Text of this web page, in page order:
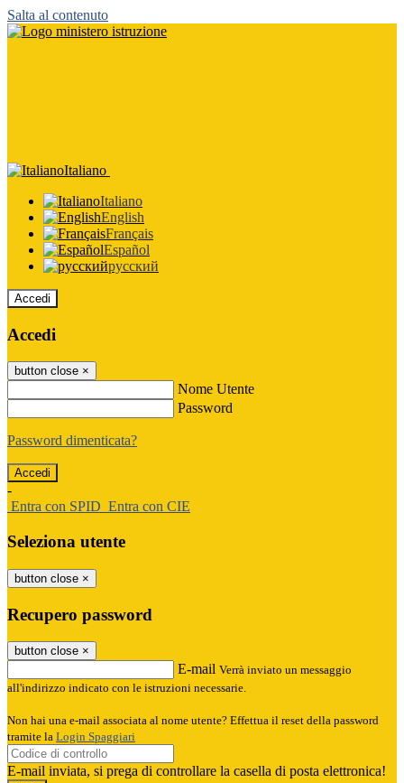
Salta al contenuto
Italiano
Italiano
English
Français
Español
русский
Accedi
Accedi
button close ×
Nome Utente
Password
Password dimenticata?
-
Entra con SPID Entra con CIE
Seleziona utente
button close ×
Recupero password
button close ×
E-mail Verrà inviato un messaggio
all'indirizzo indicato con le istruzioni necessarie.
Non hai una e-mail associata al nome utente? Effettua il reset della password
tramite la Login Spaggiari
E-mail inviata, si prega di controllare la casella di posta elettronica!